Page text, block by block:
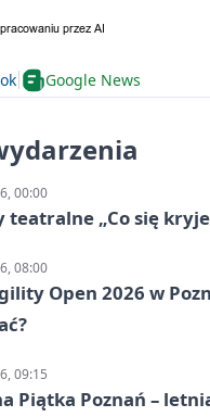
Google News
00:00
teatralne „Co się
08:00
Open 2026 w
09:15
Piątka Poznań –